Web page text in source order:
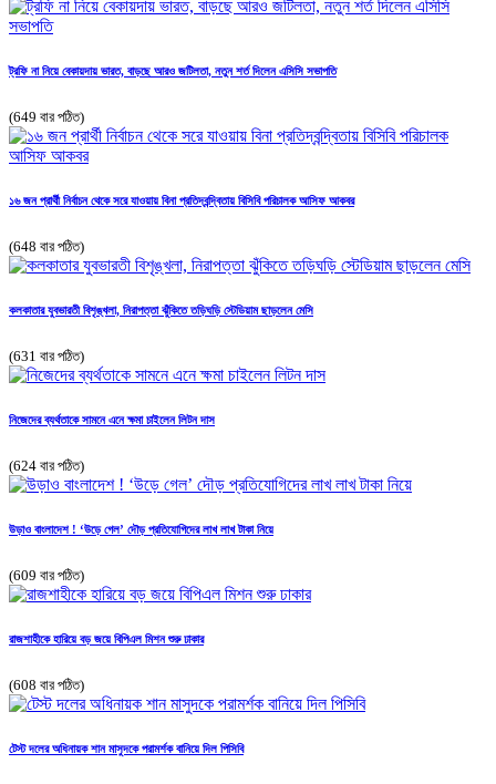
ট্রফি না নিয়ে বেকায়দায় ভারত, বাড়ছে আরও জটিলতা, নতুন শর্ত দিলেন এসিসি সভাপতি
(649 বার পঠিত)
১৬ জন প্রার্থী নির্বাচন থেকে সরে যাওয়ায় বিনা প্রতিদ্বন্দ্বিতায় বিসিবি পরিচালক আসিফ আকবর
(648 বার পঠিত)
কলকাতার যুবভারতী বিশৃঙ্খলা, নিরাপত্তা ঝুঁকিতে তড়িঘড়ি স্টেডিয়াম ছাড়লেন মেসি
(631 বার পঠিত)
নিজেদের ব্যর্থতাকে সামনে এনে ক্ষমা চাইলেন লিটন দাস
(624 বার পঠিত)
উড়াও বাংলাদেশ ! ‘উড়ে গেল’ দৌড় প্রতিযোগিদের লাখ লাখ টাকা নিয়ে
(609 বার পঠিত)
রাজশাহীকে হারিয়ে বড় জয়ে বিপিএল মিশন শুরু ঢাকার
(608 বার পঠিত)
টেস্ট দলের অধিনায়ক শান মাসুদকে পরামর্শক বানিয়ে দিল পিসিবি